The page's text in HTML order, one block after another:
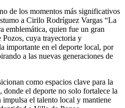
de los momentos más significativos
a Cirilo Rodríguez Vargas “La
emblemática, quien fue un gran
cuya trayectoria y
importante en el deporte local, por
a las nuevas generaciones de
como espacios clave para la
el deporte no solo fortalece la
el talento local y mantiene